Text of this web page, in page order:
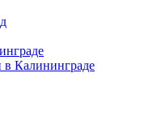
Калининграде